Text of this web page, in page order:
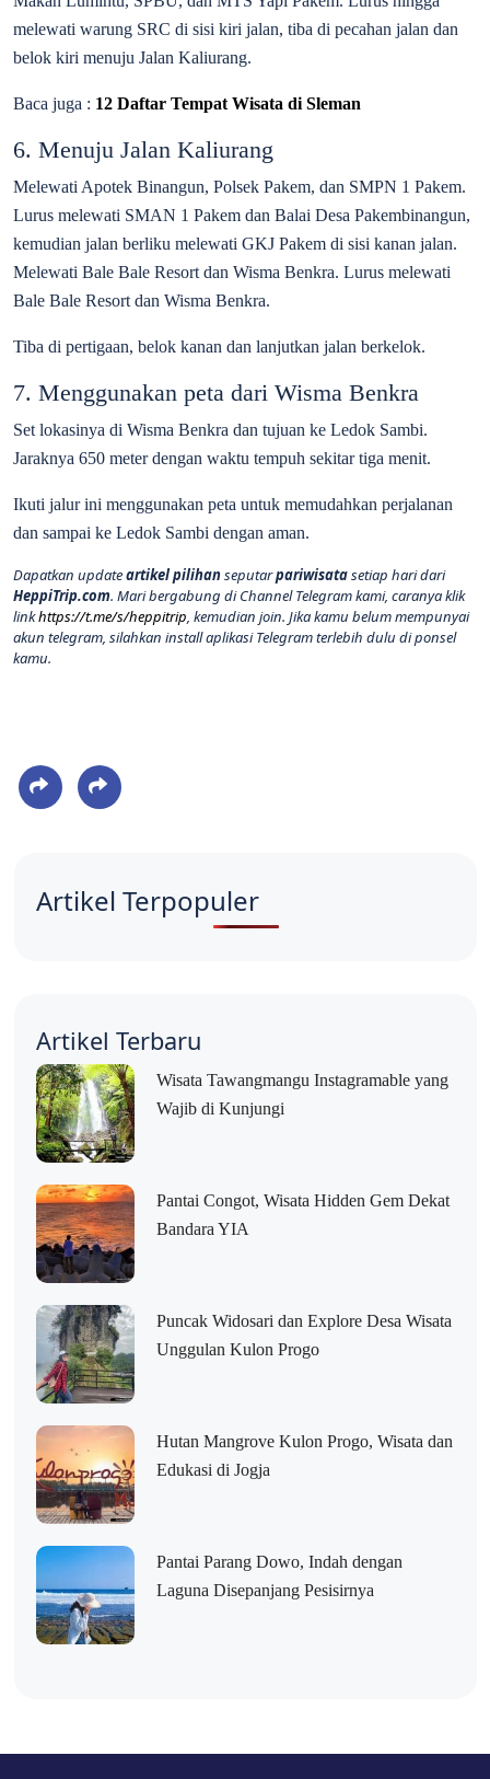
melewati warung SRC di sisi kiri jalan, tiba di pecahan jalan dan
belok kiri menuju Jalan Kaliurang.
Baca juga : 12 Daftar Tempat Wisata di Sleman
6. Menuju Jalan Kaliurang
Melewati Apotek Binangun, Polsek Pakem, dan SMPN 1 Pakem.
Lurus melewati SMAN 1 Pakem dan Balai Desa Pakembinangun,
kemudian jalan berliku melewati GKJ Pakem di sisi kanan jalan.
Melewati Bale Bale Resort dan Wisma Benkra. Lurus melewati
Bale Bale Resort dan Wisma Benkra.
Tiba di pertigaan, belok kanan dan lanjutkan jalan berkelok.
7. Menggunakan peta dari Wisma Benkra
Set lokasinya di Wisma Benkra dan tujuan ke Ledok Sambi.
Jaraknya 650 meter dengan waktu tempuh sekitar tiga menit.
Ikuti jalur ini menggunakan peta untuk memudahkan perjalanan
dan sampai ke Ledok Sambi dengan aman.
Dapatkan updateartikel pilihanseputarpariwisatasetiap hari dari
HeppiTrip.com. Mari bergabung di Channel Telegram kami, caranya klik
linkhttps://t.me/s/heppitrip, kemudian join. Jika kamu belum mempunyai
akun telegram, silahkan install aplikasi Telegram terlebih dulu di ponsel
kamu.
Artikel Terpopuler
Artikel Terbaru
Wisata Tawangmangu Instagramable yang
Wajib di Kunjungi
Pantai Congot, Wisata Hidden Gem Dekat
Bandara YIA
Puncak Widosari dan Explore Desa Wisata
Unggulan Kulon Progo
Hutan Mangrove Kulon Progo, Wisata dan
Edukasi di Jogja
Pantai Parang Dowo, Indah dengan
Laguna Disepanjang Pesisirnya